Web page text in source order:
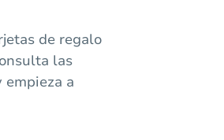
de regalo
las
a